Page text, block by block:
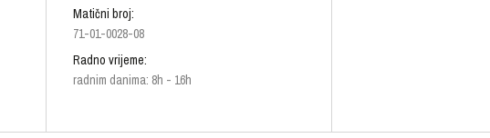
Matični broj:
71-01-0028-08
Radno vrijeme:
radnim danima: 8h - 16h